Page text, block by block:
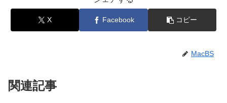
X Facebook コピー
MacBS
関連記事